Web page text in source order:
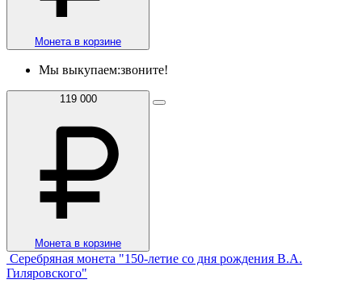
Монета в корзине
Мы выкупаем:звоните!
119 000
Монета в корзине
Серебряная монета "150-летие со дня рождения В.А.
Гиляровского"